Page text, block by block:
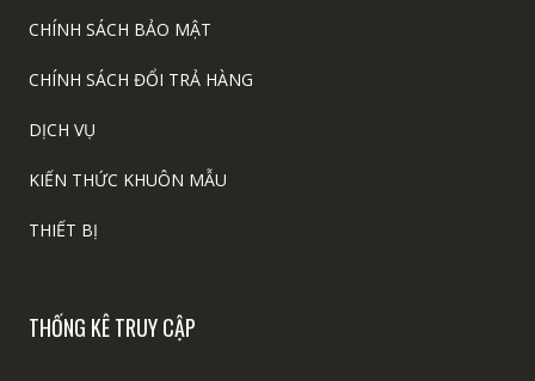
CHÍNH SÁCH BẢO MẬT
CHÍNH SÁCH ĐỔI TRẢ HÀNG
DỊCH VỤ
KIẾN THỨC KHUÔN MẪU
THIẾT BỊ
THỐNG KÊ TRUY CẬP